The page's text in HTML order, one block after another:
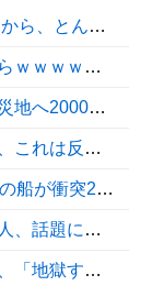
発見してしまった
ｗｗｗｗｗ
万円の寄付！
反則だろ」
ィリピン船を追跡中
む」「ミギー」他
撃を受ける人が続出中